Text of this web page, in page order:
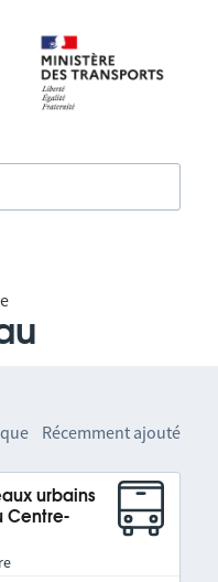
Récemment ajouté
urbains
Centre-